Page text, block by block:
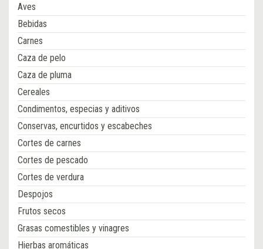
Aves
Bebidas
Carnes
Caza de pelo
Caza de pluma
Cereales
Condimentos, especias y aditivos
Conservas, encurtidos y escabeches
Cortes de carnes
Cortes de pescado
Cortes de verdura
Despojos
Frutos secos
Grasas comestibles y vinagres
Hierbas aromáticas